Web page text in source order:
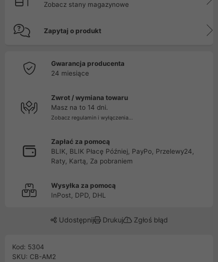
Zobacz stany magazynowe
Zapytaj o produkt
Gwarancja producenta
24 miesiące
Zwrot / wymiana towaru
Masz na to 14 dni.
Zobacz regulamin i wyłączenia...
Zapłać za pomocą
BLIK, BLIK Płacę Później, PayPo, Przelewy24,
Raty, Kartą, Za pobraniem
Wysyłka za pomocą
InPost, DPD, DHL
Udostępnij Drukuj Zgłoś błąd
Kod: 5304
SKU: CB-AM2